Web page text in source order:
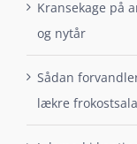
Kransekage på
og nytår
Sådan
lækre